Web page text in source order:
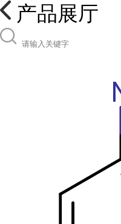
产品展厅